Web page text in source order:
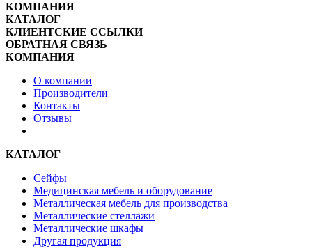
КОМПАНИЯ
КАТАЛОГ
КЛИЕНТСКИЕ ССЫЛКИ
ОБРАТНАЯ СВЯЗЬ
КОМПАНИЯ
О компании
Производители
Контакты
Отзывы
КАТАЛОГ
Сейфы
Медицинская мебель и оборудование
Металлическая мебель для производства
Металлические стеллажи
Металлические шкафы
Другая продукция